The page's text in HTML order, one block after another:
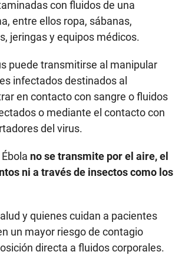
con fluidos de una
entre ellos ropa, sábanas,
jeringas y equipos médicos.
puede transmitirse al manipular
infectados destinados al
en contacto con sangre o fluidos
o mediante el contacto con
del virus.
no se transmite por el aire, el
ni a través de insectos como los
y quienes cuidan a pacientes
un mayor riesgo de contagio
directa a fluidos corporales.